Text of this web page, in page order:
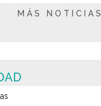
MÁS NOTICIAS